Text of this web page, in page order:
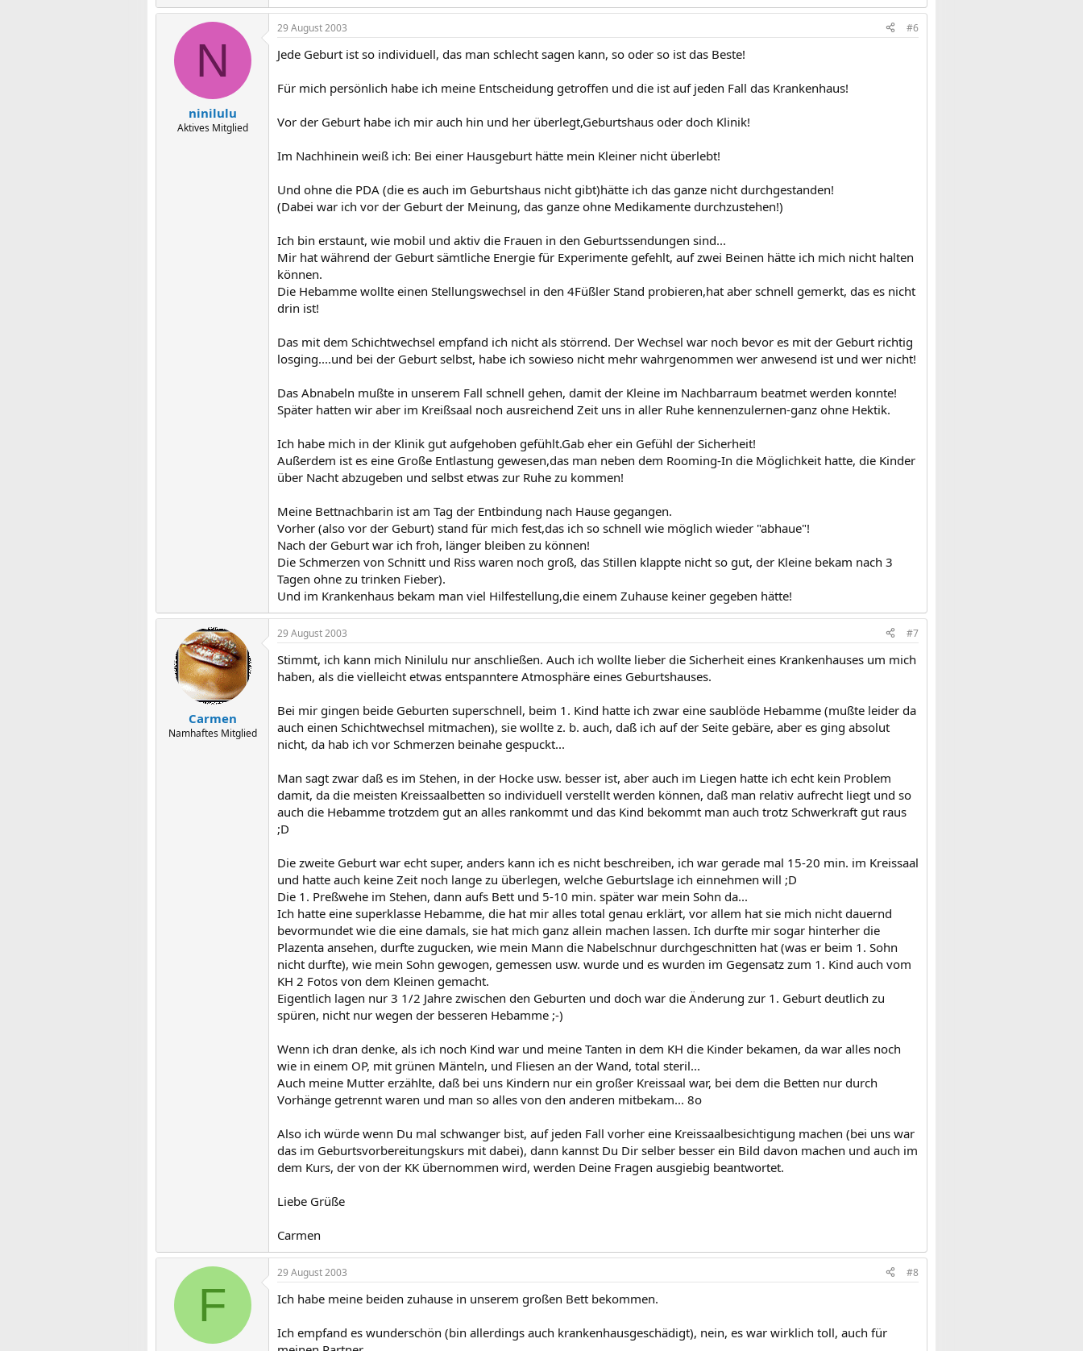
N
ninilulu
Aktives Mitglied
29 August 2003 #6
Jede Geburt ist so individuell, das man schlecht sagen kann, so oder so ist das Beste!
Für mich persönlich habe ich meine Entscheidung getroffen und die ist auf jeden Fall das Krankenhaus!
Vor der Geburt habe ich mir auch hin und her überlegt,Geburtshaus oder doch Klinik!
Im Nachhinein weiß ich: Bei einer Hausgeburt hätte mein Kleiner nicht überlebt!
Und ohne die PDA (die es auch im Geburtshaus nicht gibt)hätte ich das ganze nicht durchgestanden!
(Dabei war ich vor der Geburt der Meinung, das ganze ohne Medikamente durchzustehen!)
Ich bin erstaunt, wie mobil und aktiv die Frauen in den Geburtssendungen sind...
Mir hat während der Geburt sämtliche Energie für Experimente gefehlt, auf zwei Beinen hätte ich mich nicht halten
können.
Die Hebamme wollte einen Stellungswechsel in den 4Füßler Stand probieren,hat aber schnell gemerkt, das es nicht
drin ist!
Das mit dem Schichtwechsel empfand ich nicht als störrend. Der Wechsel war noch bevor es mit der Geburt richtig
losging....und bei der Geburt selbst, habe ich sowieso nicht mehr wahrgenommen wer anwesend ist und wer nicht!
Das Abnabeln mußte in unserem Fall schnell gehen, damit der Kleine im Nachbarraum beatmet werden konnte!
Später hatten wir aber im Kreißsaal noch ausreichend Zeit uns in aller Ruhe kennenzulernen-ganz ohne Hektik.
Ich habe mich in der Klinik gut aufgehoben gefühlt.Gab eher ein Gefühl der Sicherheit!
Außerdem ist es eine Große Entlastung gewesen,das man neben dem Rooming-In die Möglichkeit hatte, die Kinder
über Nacht abzugeben und selbst etwas zur Ruhe zu kommen!
Meine Bettnachbarin ist am Tag der Entbindung nach Hause gegangen.
Vorher (also vor der Geburt) stand für mich fest,das ich so schnell wie möglich wieder "abhaue"!
Nach der Geburt war ich froh, länger bleiben zu können!
Die Schmerzen von Schnitt und Riss waren noch groß, das Stillen klappte nicht so gut, der Kleine bekam nach 3
Tagen ohne zu trinken Fieber).
Und im Krankenhaus bekam man viel Hilfestellung,die einem Zuhause keiner gegeben hätte!
Carmen
Namhaftes Mitglied
29 August 2003 #7
Stimmt, ich kann mich Ninilulu nur anschließen. Auch ich wollte lieber die Sicherheit eines Krankenhauses um mich
haben, als die vielleicht etwas entspanntere Atmosphäre eines Geburtshauses.
Bei mir gingen beide Geburten superschnell, beim 1. Kind hatte ich zwar eine saublöde Hebamme (mußte leider da
auch einen Schichtwechsel mitmachen), sie wollte z. b. auch, daß ich auf der Seite gebäre, aber es ging absolut
nicht, da hab ich vor Schmerzen beinahe gespuckt...
Man sagt zwar daß es im Stehen, in der Hocke usw. besser ist, aber auch im Liegen hatte ich echt kein Problem
damit, da die meisten Kreissaalbetten so individuell verstellt werden können, daß man relativ aufrecht liegt und so
auch die Hebamme trotzdem gut an alles rankommt und das Kind bekommt man auch trotz Schwerkraft gut raus
;D
Die zweite Geburt war echt super, anders kann ich es nicht beschreiben, ich war gerade mal 15-20 min. im Kreissaal
und hatte auch keine Zeit noch lange zu überlegen, welche Geburtslage ich einnehmen will ;D
Die 1. Preßwehe im Stehen, dann aufs Bett und 5-10 min. später war mein Sohn da...
Ich hatte eine superklasse Hebamme, die hat mir alles total genau erklärt, vor allem hat sie mich nicht dauernd
bevormundet wie die eine damals, sie hat mich ganz allein machen lassen. Ich durfte mir sogar hinterher die
Plazenta ansehen, durfte zugucken, wie mein Mann die Nabelschnur durchgeschnitten hat (was er beim 1. Sohn
nicht durfte), wie mein Sohn gewogen, gemessen usw. wurde und es wurden im Gegensatz zum 1. Kind auch vom
KH 2 Fotos von dem Kleinen gemacht.
Eigentlich lagen nur 3 1/2 Jahre zwischen den Geburten und doch war die Änderung zur 1. Geburt deutlich zu
spüren, nicht nur wegen der besseren Hebamme ;-)
Wenn ich dran denke, als ich noch Kind war und meine Tanten in dem KH die Kinder bekamen, da war alles noch
wie in einem OP, mit grünen Mänteln, und Fliesen an der Wand, total steril...
Auch meine Mutter erzählte, daß bei uns Kindern nur ein großer Kreissaal war, bei dem die Betten nur durch
Vorhänge getrennt waren und man so alles von den anderen mitbekam... 8o
Also ich würde wenn Du mal schwanger bist, auf jeden Fall vorher eine Kreissaalbesichtigung machen (bei uns war
das im Geburtsvorbereitungskurs mit dabei), dann kannst Du Dir selber besser ein Bild davon machen und auch im
dem Kurs, der von der KK übernommen wird, werden Deine Fragen ausgiebig beantwortet.
Liebe Grüße
Carmen
F
29 August 2003 #8
Ich habe meine beiden zuhause in unserem großen Bett bekommen.
Ich empfand es wunderschön (bin allerdings auch krankenhausgeschädigt), nein, es war wirklich toll, auch für